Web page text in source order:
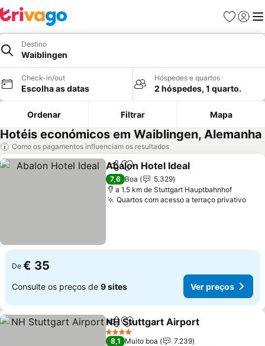
Favoritos
Iniciar
Destino
Waiblingen
Check-in/out
Escolha as datas
Hóspedes e quartos
2 hóspedes, 1 quarto.
Ordenar Filtrar Mapa
Hotéis económicos em Waiblingen, Alemanha
Como os pagamentos influenciam os resultados
PartilharAdicionar aos favoritos
Abalon Hotel Ideal
7,6 Boa
5.329
a 1.5 km de Stuttgart Hauptbahnhof
Quartos com acesso a terraço privativo
De € 35
Consulte os preços de 9 sites Ver preços
PartilharAdicionar aos favoritos
NH Stuttgart Airport
4 Estrelas
8,1 Muito boa
7.239